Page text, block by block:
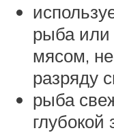
рыба
мясом,
разряду
рыба
глубокой